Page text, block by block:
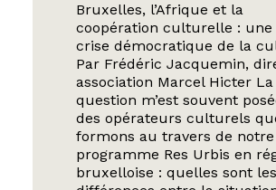
Bruxelles, l’Afrique et la
coopération culturelle : une
crise démocratique de la
Par Frédéric Jacquemin,
association Marcel Hicter La
question m’est souvent
des opérateurs culturels
formons au travers de notre
programme Res Urbis en
bruxelloise : quelles sont les